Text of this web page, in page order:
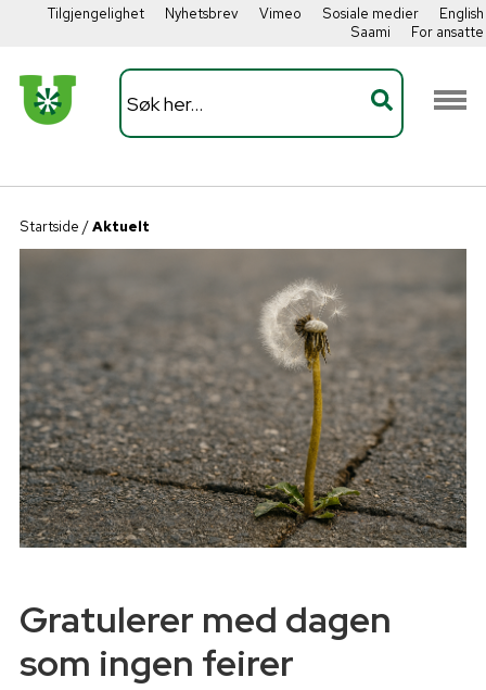
Tilgjengelighet Nyhetsbrev Vimeo Sosiale medier
English
Saami
For ansatte
Startside /Aktuelt
Gratulerer med dagen
som ingen feirer